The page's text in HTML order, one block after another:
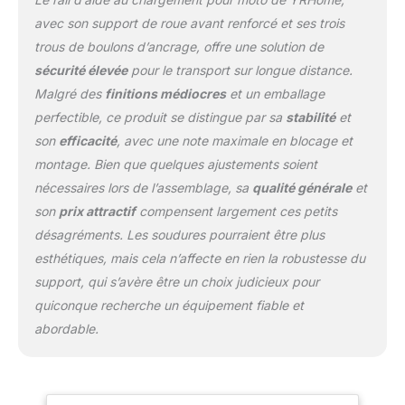
la corrosion et garantit
ainsi une longue durée
de vie.
comporte 3 perçages
pour une fixation
sécurisée au sol.
avec son support de roue avant renforcé et ses trois
trous de boulons d’ancrage, offre une solution de
sécurité élevéepour le transport sur longue distance.
Malgré des finitions médiocreset un emballage
perfectible, ce produit se distingue par sa stabilitéet
son efficacité, avec une note maximale en blocage et
montage. Bien que quelques ajustements soient
nécessaires lors de l’assemblage, sa qualité généraleet
son prix attractifcompensent largement ces petits
désagréments. Les soudures pourraient être plus
esthétiques, mais cela n’affecte en rien la robustesse du
support, qui s’avère être un choix judicieux pour
quiconque recherche un équipement fiable et
abordable.